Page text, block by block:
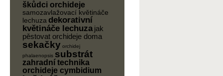
škůdci orchideje
samozavlažovací květináče
lechuza dekorativní
květináče lechuza jak
pěstovat orchideje doma
sekačky orchidej
phalaenopsis substrát
zahradní technika
orchideje cymbidium